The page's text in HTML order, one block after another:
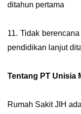
ditahun pertama
11. Tidak
pendidikan lanjut
Tentang PT Unisia
Rumah Sakit JIH